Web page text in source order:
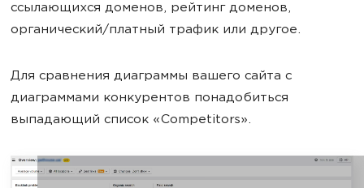
ссылающихся доменов, рейтинг доменов,
органический/платный трафик или другое.
Для сравнения диаграммы вашего сайта с
диаграммами конкурентов понадобиться
выпадающий список «Competitors».